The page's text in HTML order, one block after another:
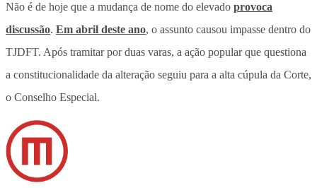
Não é de hoje que a mudança de nome do elevado provoca
discussão. Em abril deste ano, o assunto causou impasse dentro do
TJDFT. Após tramitar por duas varas, a ação popular que questiona
a constitucionalidade da alteração seguiu para a alta cúpula da Corte,
o Conselho Especial.